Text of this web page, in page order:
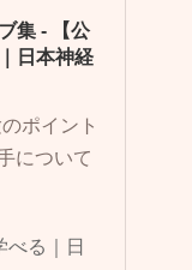
集 - 【公
日本神経
ポイント
について
べる｜日